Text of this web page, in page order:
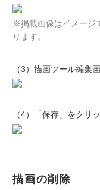
※掲載画像はイメージ
ります。
（3）描画ツール編集
（4）「保存」をクリ
描画の削除